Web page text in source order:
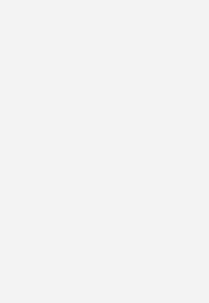
den Internetseiten von
verstehen sich alle
und zuzüglich